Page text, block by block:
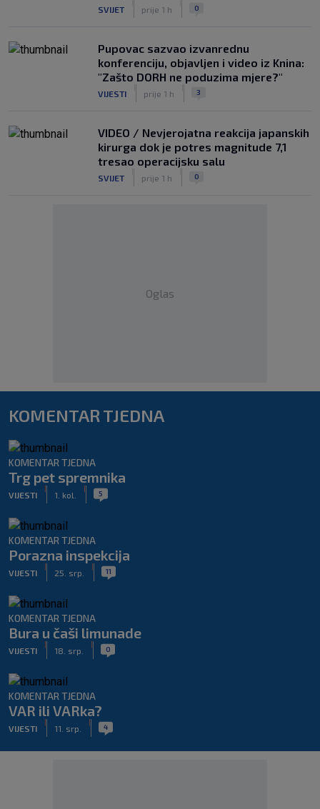
SVIJET prije 1 h 0
Pupovac sazvao izvanrednu
konferenciju, objavljen i video iz Knina:
"Zašto DORH ne poduzima mjere?"
VIJESTI prije 1 h 3
VIDEO / Nevjerojatna reakcija japanskih
kirurga dok je potres magnitude 7,1
tresao operacijsku salu
SVIJET prije 1 h 0
Oglas
KOMENTAR TJEDNA
KOMENTAR TJEDNA
Trg pet spremnika
VIJESTI 1. kol. 5
KOMENTAR TJEDNA
Porazna inspekcija
VIJESTI 25. srp. 11
KOMENTAR TJEDNA
Bura u čaši limunade
VIJESTI 18. srp. 0
KOMENTAR TJEDNA
VAR ili VARka?
VIJESTI 11. srp. 4